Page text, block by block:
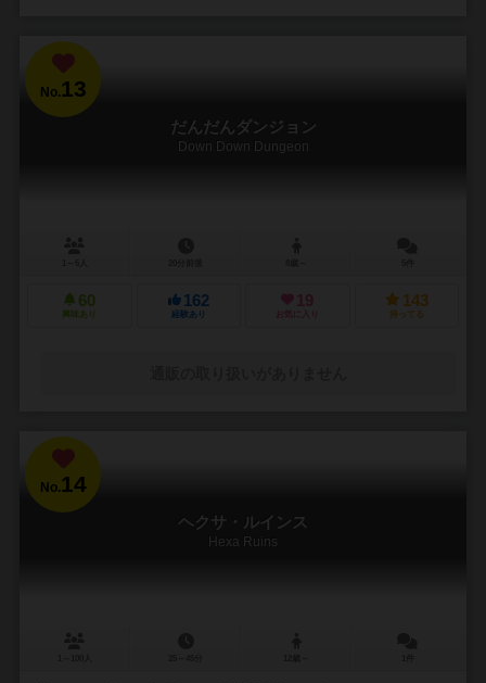
No.13
だんだんダンジョン
Down Down Dungeon
60
興味あり
162
経験あり
19
お気に入り
143
持ってる
No.14
ヘクサ・ルインス
Hexa Ruins